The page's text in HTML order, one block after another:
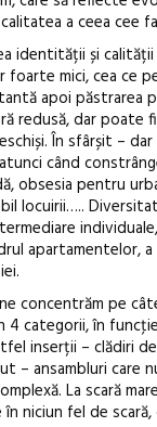
a ceea cee
identității și
mici, cea ce
apoi păstrarea
redusă, dar
În sfârșit –
când
obsesia pentru
locuirii…..
apartamentelor,
concentrăm pe
categorii, în
inserții – clădiri
ansambluri care
La scară
niciun fel de